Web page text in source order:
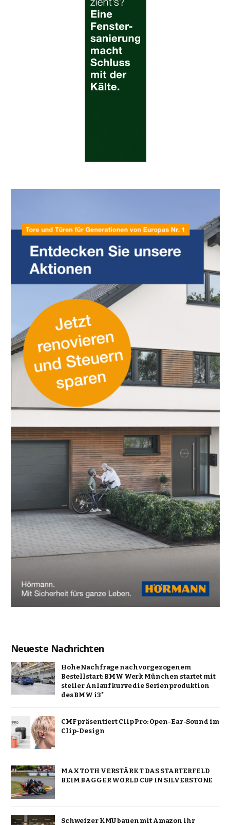
Neueste Nachrichten
Hohe Nachfrage nach vorgezogenem
Bestellstart: BMW Werk München startet mit
steiler Anlaufkurve die Serienproduktion
des BMW i3*
CMF präsentiert Clip Pro: Open-Ear-Sound im
Clip-Design
MAX TOTH VERSTÄRKT DAS STARTERFELD
BEIM BAGGER WORLD CUP IN SILVERSTONE
Schweizer KMU bauen mit Amazon ihr